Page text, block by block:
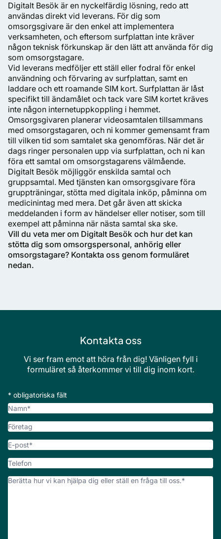
Digitalt Besök är en nyckelfärdig lösning, redo att
användas direkt vid leverans. För dig som
omsorgsgivare är den enkel att implementera
verksamheten, och eftersom surfplattan inte kräver
någon teknisk förkunskap är den lätt att använda för dig
som omsorgstagare.
Vid leverans medföljer ett ställ eller fodral för enkel
användning och förvaring av surfplattan, samt en
laddare och ett roamande SIM kort. Surfplattan är låst
specifikt till ändamålet och tack vare SIM kortet kräves
inte någon internetuppkoppling i hemmet.
Omsorgsgivaren planerar videosamtalen tillsammans
med omsorgstagaren, och ni kommer gemensamt fram
till vilken tid som samtalet ska genomföras. När det är
dags ringer personalen upp via surfplattan, och ni kan
föra ett samtal om omsorgstagarens välmående.
Digitalt Besök möjliggör enskilda samtal och
gruppsamtal. Med tjänsten kan omsorgsgivare föra
gruppträningar, stötta med digitala inköp, påminna om
medicinintag med mera. Det går även att skicka
meddelanden i form av händelser eller notiser, som till
exempel att påminna när nästa samtal ska ske.
Vill du veta mer om Digitalt Besök och hur det kan
stötta dig som omsorgspersonal, anhörig eller
omsorgstagare? Kontakta oss genom formuläret
nedan.
Kontakta oss
Vi ser fram emot att höra från dig! Vänligen fyll i
formuläret så återkommer vi till dig inom kort.
* obligatoriska fält
Namn
Företag
E-
Telefon
Vad